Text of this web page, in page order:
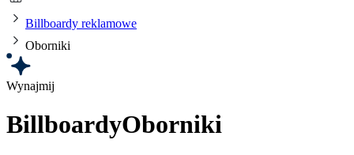
Billboardy reklamowe
Oborniki
Wynajmij
BillboardyOborniki